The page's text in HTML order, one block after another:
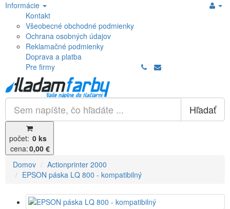
Informácie
Kontakt
Všeobecné obchodné podmienky
Ochrana osobných údajov
Reklamačné podmienky
Doprava a platba
Pre firmy
Hľadať
počet: 0 ks
cena:0,00 €
Domov
Actionprinter 2000
EPSON páska LQ 800 - kompatibilný